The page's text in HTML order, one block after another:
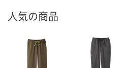
人気の商品